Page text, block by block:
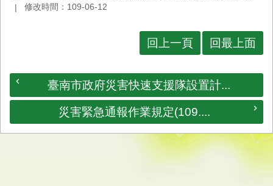
便
民
務
修改時間：109-06-12
回上一頁 回最上面
臺南市政府災害快速支援隊設置計...
災害緊急通報作業規定(109....